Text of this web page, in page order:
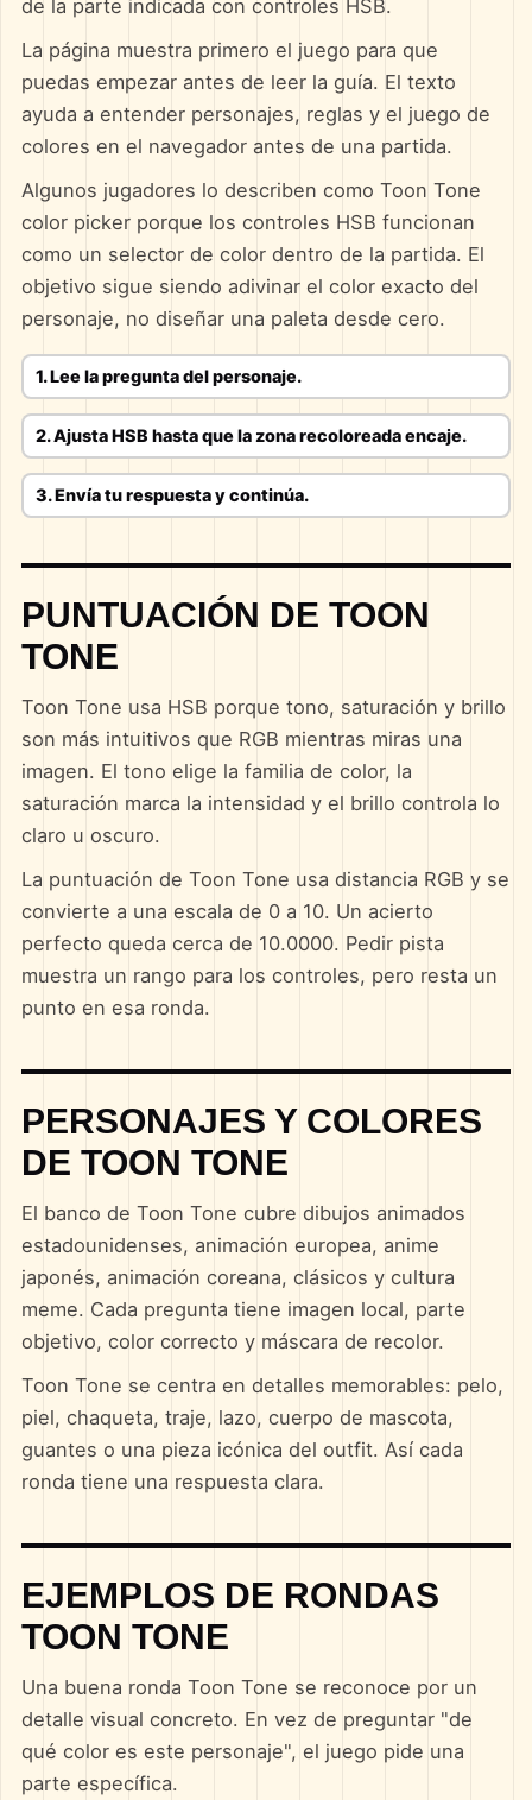
de la parte indicada con controles HSB.
La página muestra primero el juego para que
puedas empezar antes de leer la guía. El texto
ayuda a entender personajes, reglas y el juego de
colores en el navegador antes de una partida.
Algunos jugadores lo describen como Toon Tone
color picker porque los controles HSB funcionan
como un selector de color dentro de la partida. El
objetivo sigue siendo adivinar el color exacto del
personaje, no diseñar una paleta desde cero.
1. Lee la pregunta del personaje.
2. Ajusta HSB hasta que la zona recoloreada encaje.
3. Envía tu respuesta y continúa.
PUNTUACIÓN DE TOON
TONE
Toon Tone usa HSB porque tono, saturación y brillo
son más intuitivos que RGB mientras miras una
imagen. El tono elige la familia de color, la
saturación marca la intensidad y el brillo controla lo
claro u oscuro.
La puntuación de Toon Tone usa distancia RGB y se
convierte a una escala de 0 a 10. Un acierto
perfecto queda cerca de 10.0000. Pedir pista
muestra un rango para los controles, pero resta un
punto en esa ronda.
PERSONAJES Y COLORES
DE TOON TONE
El banco de Toon Tone cubre dibujos animados
estadounidenses, animación europea, anime
japonés, animación coreana, clásicos y cultura
meme. Cada pregunta tiene imagen local, parte
objetivo, color correcto y máscara de recolor.
Toon Tone se centra en detalles memorables: pelo,
piel, chaqueta, traje, lazo, cuerpo de mascota,
guantes o una pieza icónica del outfit. Así cada
ronda tiene una respuesta clara.
EJEMPLOS DE RONDAS
TOON TONE
Una buena ronda Toon Tone se reconoce por un
detalle visual concreto. En vez de preguntar "de
qué color es este personaje", el juego pide una
parte específica.